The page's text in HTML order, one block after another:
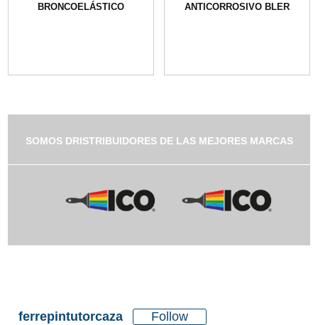
BRONCOELÁSTICO ANTICORROSIVO BLER
SOMOS DRISTRIBUIDORES DE LAS MEJORES MARCAS
ferrepintutorcaza Follow